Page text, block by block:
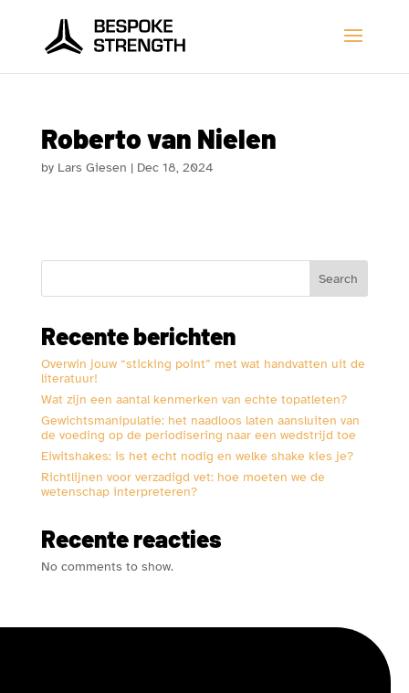
Roberto van Nielen
by Lars Giesen | Dec 18, 2024
Search
Recente berichten
Overwin jouw “sticking point” met wat handvatten uit de
literatuur!
Wat zijn een aantal kenmerken van echte topatleten?
Gewichtsmanipulatie: het naadloos laten aansluiten van
de voeding op de periodisering naar een wedstrijd toe
Eiwitshakes: is het echt nodig en welke shake kies je?
Richtlijnen voor verzadigd vet: hoe moeten we de
wetenschap interpreteren?
Recente reacties
No comments to show.